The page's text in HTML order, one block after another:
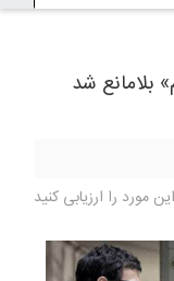
بلامانع شد
این مورد را ارزیابی کنید